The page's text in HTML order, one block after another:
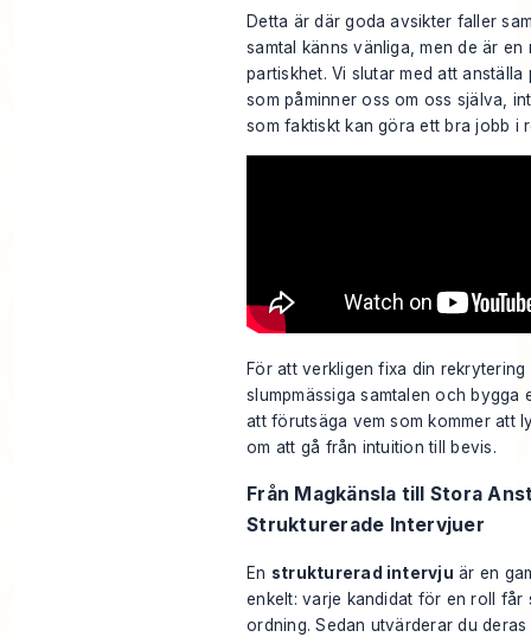
Detta är där goda avsikter faller
samtal känns vänliga, men de är
partiskhet. Vi slutar med att
som påminner oss om oss själva,
som faktiskt kan göra ett bra jobb i
För att verkligen fixa din
slumpmässiga samtalen och
att förutsäga vem som kommer att
om att gå från intuition till bevis.
Från Magkänsla till Stora
Strukturerade Intervjuer
En strukturerad intervju är en
enkelt: varje kandidat för en roll får
ordning. Sedan utvärderar du